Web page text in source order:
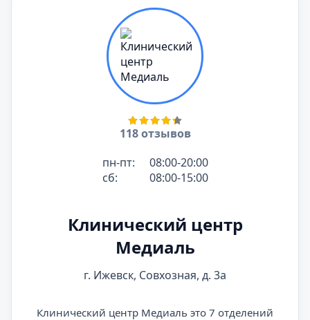
118 отзывов
пн-пт:
08:00-20:00
сб:
08:00-15:00
Клинический центр
Медиаль
г. Ижевск, Совхозная, д. 3а
Клинический центр Медиаль это 7 отделений